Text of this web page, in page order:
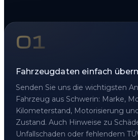
01
Fahrzeugdaten einfach
Senden Sie uns die wichtigsten
Fahrzeug aus Schwerin: Marke,
Kilometerstand, Motorisierung
Zustand. Auch Hinweise zu
Unfallschaden oder fehlendem